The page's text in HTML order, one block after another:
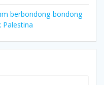
berbondong-bondong
Palestina